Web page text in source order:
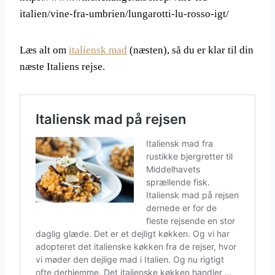
italien/vine-fra-umbrien/lungarotti-lu-rosso-igt/
Læs alt om italiensk mad (næsten), så du er klar til din
næste Italiens rejse.